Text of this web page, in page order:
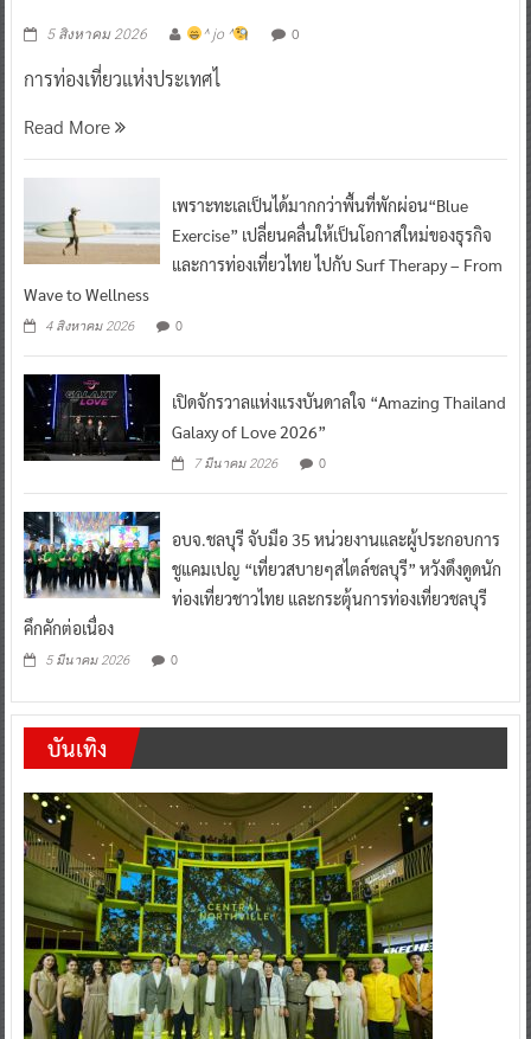
5 สิงหาคม 2026 ^ jo ^ 0
การท่องเที่ยวแห่งประเทศไ
Read More
เพราะทะเลเป็นได้มากกว่าพื้นที่พักผ่อน“Blue
Exercise” เปลี่ยนคลื่นให้เป็นโอกาสใหม่ของธุรกิจ
และการท่องเที่ยวไทย ไปกับ Surf Therapy – From
Wave to Wellness
4 สิงหาคม 2026 0
เปิดจักรวาลแห่งแรงบันดาลใจ “Amazing Thailand
Galaxy of Love 2026”
7 มีนาคม 2026 0
อบจ.ชลบุรี จับมือ 35 หน่วยงานและผู้ประกอบการ
ชูแคมเปญ “เที่ยวสบายๆสไตล์ชลบุรี” หวังดึงดูดนัก
ท่องเที่ยวชาวไทย และกระตุ้นการท่องเที่ยวชลบุรี
คึกคักต่อเนื่อง
5 มีนาคม 2026 0
บันเทิง